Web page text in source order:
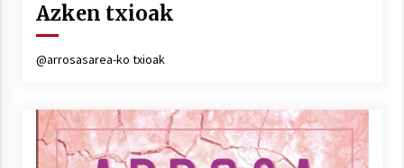
Azken txioak
@arrosasarea-ko txioak